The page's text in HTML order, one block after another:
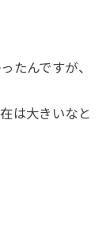
たんですが、
は大きいなと